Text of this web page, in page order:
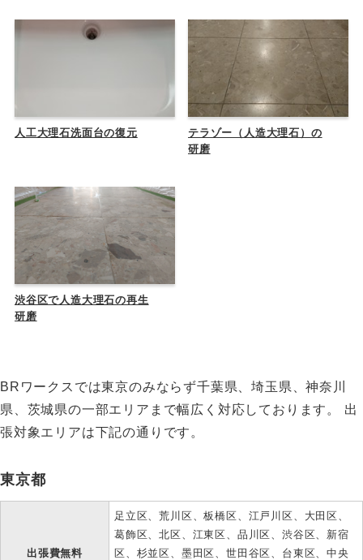
人工大理石洗面台の復元
テラゾー（人造大理石）の
研磨
渋谷区で人造大理石の再生
研磨
BRワークスでは東京のみならず千葉県、埼玉県、神奈川
県、茨城県の一部エリアまで幅広く対応しております。 出
張対象エリアは下記の通りです。
東京都
出張費無料
足立区、荒川区、板橋区、江戸川区、大田区、
葛飾区、北区、江東区、品川区、渋谷区、新宿
区、杉並区、墨田区、世田谷区、台東区、中央